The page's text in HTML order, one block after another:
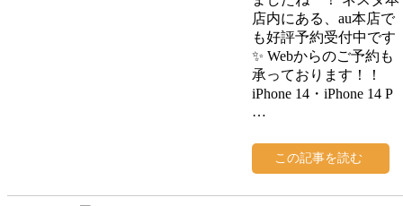
店内にある、au本店で
も好評予約受付中です
✨ Webからのご予約も
承っております！！
iPhone 14・iPhone 14 P
…
この記事を読む